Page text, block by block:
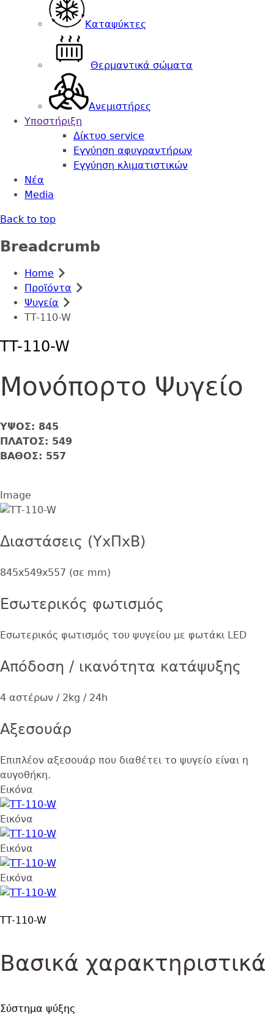
Καταψύκτες
Θερμαντικά σώματα
Ανεμιστήρες
Υποστήριξη
Δίκτυο service
Εγγύηση αφυγραντήρων
Εγγύηση κλιματιστικών
Nέα
Media
Back to top
Breadcrumb
Home
Προϊόντα
Ψυγεία
TT-110-W
TT-110-W
Μονόπορτο Ψυγείο
ΥΨΟΣ: 845
ΠΛΑΤΟΣ: 549
ΒΑΘΟΣ: 557
Image
Διαστάσεις (ΥxΠxΒ)
845x549x557 (σε mm)
Εσωτερικός φωτισμός
Εσωτερικός φωτισμός του ψυγείου με φωτάκι LED
Απόδοση / ικανότητα κατάψυξης
4 αστέρων / 2kg / 24h
Αξεσουάρ
Επιπλέον αξεσουάρ που διαθέτει το ψυγείο είναι η
αυγοθήκη.
Εικόνα
Εικόνα
Εικόνα
Εικόνα
TT-110-W
Βασικά χαρακτηριστικά
Σύστημα ψύξης